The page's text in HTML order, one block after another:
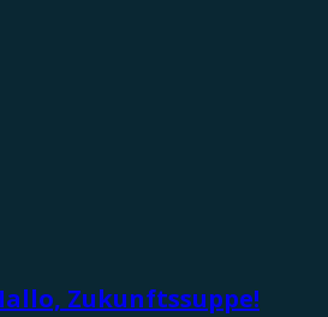
Zukunftssuppe!